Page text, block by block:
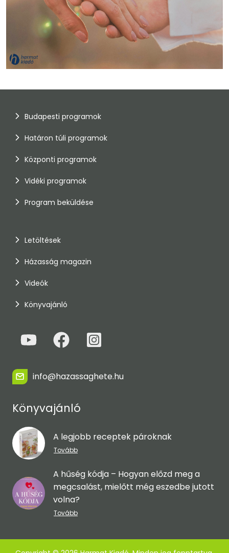
Budapesti programok
Határon túli programok
Központi programok
Vidéki programok
Program beküldése
Letöltések
Házasság magazin
Videók
Könyvajánló
info@hazassaghete.hu
Könyvajánló
A legjobb receptek pároknak
Tovább
A hűség kódja – Hogyan előzd meg a
megcsalást, mielőtt még eszedbe jutott
volna?
Tovább